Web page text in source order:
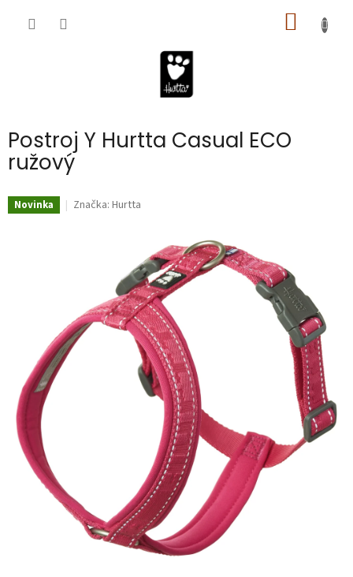
KOŠÍK
Postroj Y Hurtta Casual ECO
ružový
Novinka Značka: Hurtta